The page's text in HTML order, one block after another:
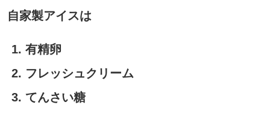
自家製アイスは
有精卵
フレッシュクリーム
てんさい糖